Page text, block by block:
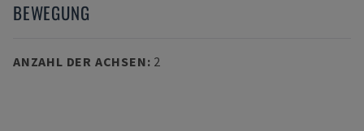
BEWEGUNG
ANZAHL DER ACHSEN: 2